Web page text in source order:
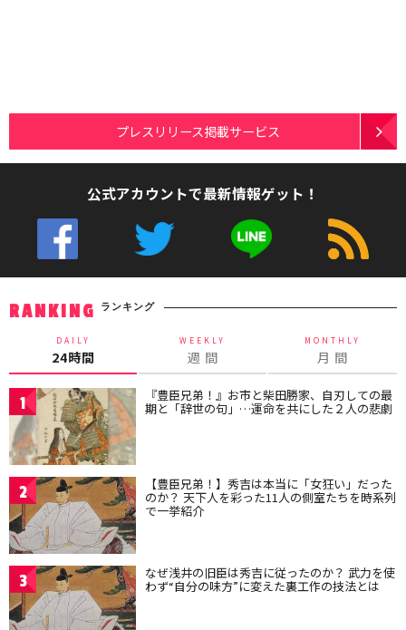
プレスリリース掲載サービス
公式アカウントで最新情報ゲット！
RANKING ランキング
DAILY
24時間
WEEKLY
週 間
MONTHLY
月 間
1 『豊臣兄弟！』お市と柴田勝家、自刃しての最
期と「辞世の句」…運命を共にした２人の悲劇
2 【豊臣兄弟！】秀吉は本当に「女狂い」だった
のか？ 天下人を彩った11人の側室たちを時系列
で一挙紹介
3 なぜ浅井の旧臣は秀吉に従ったのか？ 武力を使
わず“自分の味方”に変えた裏工作の技法とは